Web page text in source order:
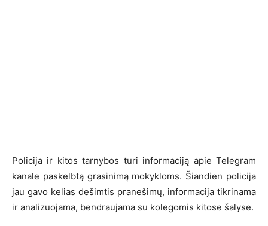
Policija ir kitos tarnybos turi informaciją apie Telegram
kanale paskelbtą grasinimą mokykloms. Šiandien policija
jau gavo kelias dešimtis pranešimų, informacija tikrinama
ir analizuojama, bendraujama su kolegomis kitose šalyse.